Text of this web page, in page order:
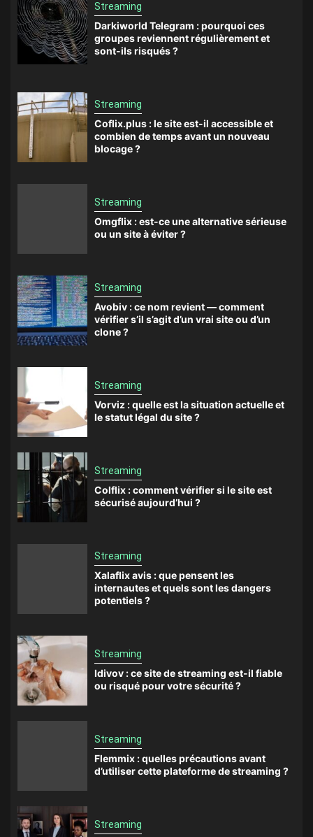
Streaming
Darkiworld Telegram : pourquoi ces
groupes reviennent régulièrement et
sont-ils risqués ?
Streaming
Coflix.plus : le site est-il accessible et
combien de temps avant un nouveau
blocage ?
Streaming
Omgflix : est-ce une alternative sérieuse
ou un site à éviter ?
Streaming
Avobiv : ce nom revient — comment
vérifier s’il s’agit d’un vrai site ou d’un
clone ?
Streaming
Vorviz : quelle est la situation actuelle et
le statut légal du site ?
Streaming
Colflix : comment vérifier si le site est
sécurisé aujourd’hui ?
Streaming
Xalaflix avis : que pensent les
internautes et quels sont les dangers
potentiels ?
Streaming
Idivov : ce site de streaming est-il fiable
ou risqué pour votre sécurité ?
Streaming
Flemmix : quelles précautions avant
d’utiliser cette plateforme de streaming ?
Streaming